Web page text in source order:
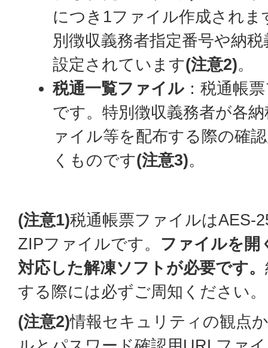
につき1ファイル作成され
別徴収義務者指定番号や納
設定されています(注意2)。
税通一覧ファイル ：税通帳
です。特別徴収義務者が各
ァイル等を配布する際の確
くものです(注意3)。
(注意1)税通帳票ファイルはAES-
ZIPファイルです。 ファイルを開
対応した解凍ソフトが必要です。
する際には必ずご周知ください。
(注意2)情報セキュリティの観点